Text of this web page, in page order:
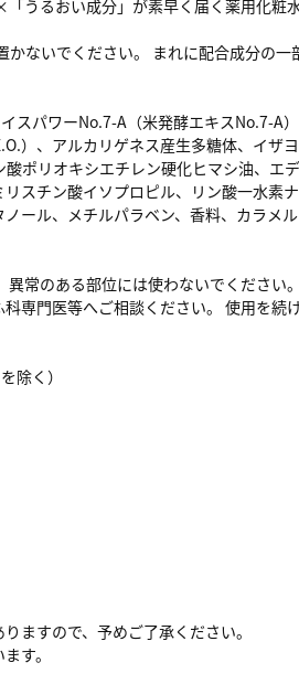
うるおい成分」が素早く届く薬用化粧水
ないでください。 まれに配合成分の一
スパワーNo.7-A（米発酵エキスNo.7-A
）、アルカリゲネス産生多糖体、イザヨ
ポリオキシエチレン硬化ヒマシ油、エ
スチン酸イソプロピル、リン酸一水素
ール、メチルパラベン、香料、カラメ
常のある部位には使わないでください
専門医等へご相談ください。 使用を続
除く）
ますので、予めご了承ください。
す。